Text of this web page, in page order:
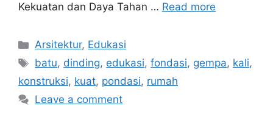
Kekuatan dan Daya Tahan … Read more
Arsitektur, Edukasi
batu, dinding, edukasi,fondasi, gempa, kali,
konstruksi, kuat, pondasi, rumah
Leave a comment